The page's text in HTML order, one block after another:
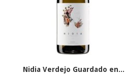
Nidia Verdejo Guardado en...